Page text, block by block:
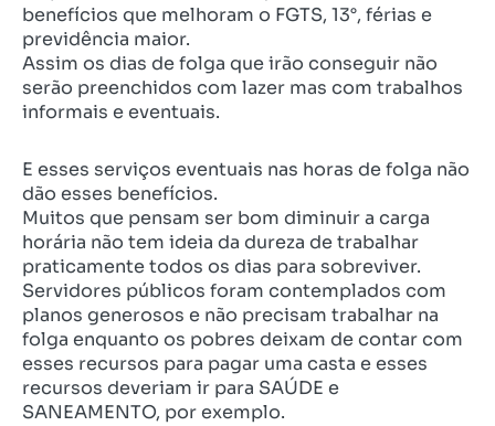
benefícios que melhoram o FGTS, 13°, férias e
previdência maior.
Assim os dias de folga que irão conseguir não
serão preenchidos com lazer mas com trabalhos
informais e eventuais.
E esses serviços eventuais nas horas de folga não
dão esses benefícios.
Muitos que pensam ser bom diminuir a carga
horária não tem ideia da dureza de trabalhar
praticamente todos os dias para sobreviver.
Servidores públicos foram contemplados com
planos generosos e não precisam trabalhar na
folga enquanto os pobres deixam de contar com
esses recursos para pagar uma casta e esses
recursos deveriam ir para SAÚDE e
SANEAMENTO, por exemplo.